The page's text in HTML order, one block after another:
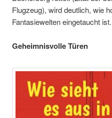
Flugzeug), wird deutlich, wie
Fantasiewelten eingetaucht ist.
Geheimnisvolle Türen